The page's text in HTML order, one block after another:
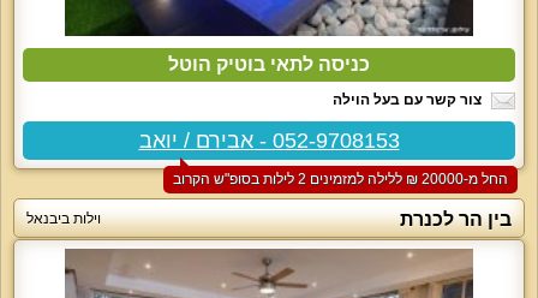
כניסה לתאי בוטיק הוטל
צור קשר עם בעל הוילה
052-9708153 - אבירם / יואב
החל מ-‏20000 ₪ ללילה למזמינים 2 לילות בסופ"ש הקרוב
בין הר לכנרת וילות ביבנאל